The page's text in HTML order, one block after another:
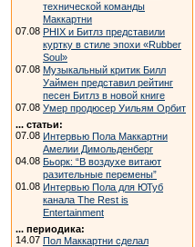
технической команды
Маккартни
07.08 PHIX и Битлз представили
куртку в стиле эпохи «Rubber
Soul»
07.08 Музыкальный критик Билл
Уаймен представил рейтинг
песен Битлз в новой книге
07.08 Умер продюсер Уильям Орбит
... статьи:
07.08 Интервью Пола Маккартни
Амелии Димольденберг
04.08 Бьорк: “В воздухе витают
разительные перемены”
01.08 Интервью Пола для ЮТуб
канала The Rest is
Entertainment
... периодика:
14.07 Пол Маккартни сделал